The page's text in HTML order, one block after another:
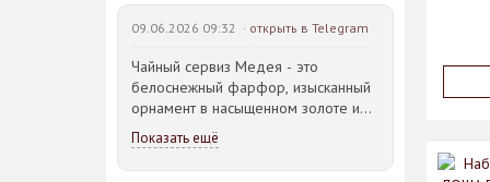
серебристым орнаментом выглядит
благородно и актуально вне
виде ромбов и плавные линии
чайника, чашек и других предметов
создают ощущение гармонии и
безупречного вкуса.
праздничной сервировки, так и
09.06.2026 09:32 · открыть в Telegram
Чайный сервиз Медея - это
белоснежный фарфор, изысканный
орнамент в насыщенном золоте и
элегантные формы, сочетание этих
деталей создает атмосферу
настоящего аристократического
Показать ещё